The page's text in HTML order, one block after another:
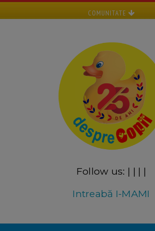
COMUNITATE
Follow us: | | | |
Intreabă I-MAMI